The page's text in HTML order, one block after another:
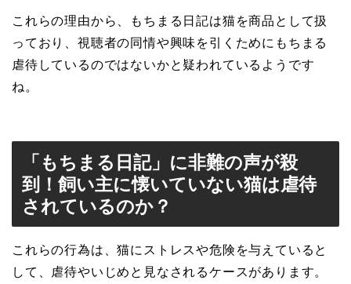
これらの理由から、もちまる日記は猫を商品として扱
っており、視聴者の同情や興味を引くためにもちまる
虐待しているのではないかと疑われているようです
ね。
「もちまる日記」に非難の声が殺
到！飼い主に懐いていない猫は虐待
されているのか？
これらの行為は、猫にストレスや危険を与えていると
して、虐待やいじめと見なされるケースがあります。